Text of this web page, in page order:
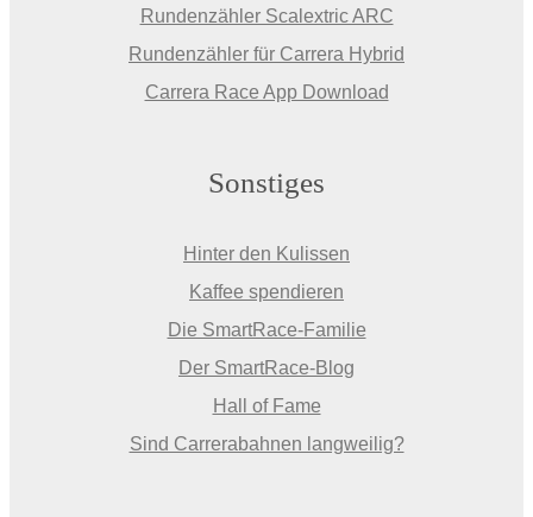
Rundenzähler Scalextric ARC
Rundenzähler für Carrera Hybrid
Carrera Race App Download
Sonstiges
Hinter den Kulissen
Kaffee spendieren
Die SmartRace-Familie
Der SmartRace-Blog
Hall of Fame
Sind Carrerabahnen langweilig?